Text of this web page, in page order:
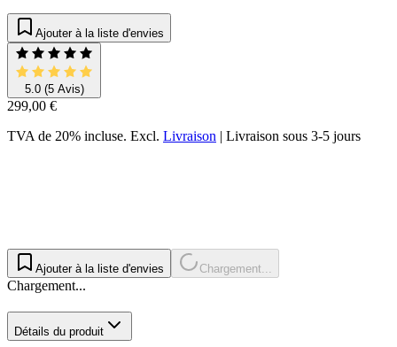
Ajouter à la liste d'envies
5.0(5 Avis)
299,00 €
TVA de 20% incluse. Excl. Livraison | Livraison sous 3-5 jours
Ajouter à la liste d'envies Chargement...
Chargement...
Détails du produit